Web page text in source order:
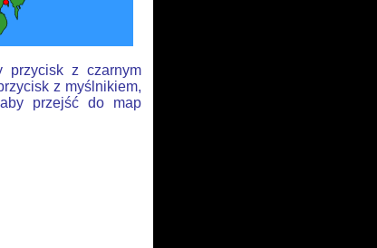
przycisk z czarnym
z myślnikiem,
przejść do map